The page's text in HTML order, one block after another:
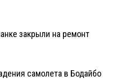
закрыли на ремонт
самолета в Бодайбо